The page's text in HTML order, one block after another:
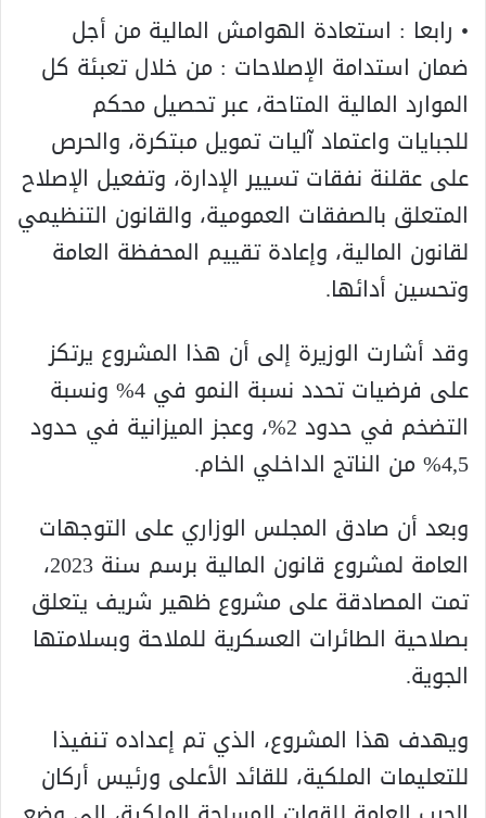
• رابعا : استعادة الهوامش المالية من أجل
ضمان استدامة الإصلاحات : من خلال تعبئة كل
الموارد المالية المتاحة، عبر تحصيل محكم
للجبايات واعتماد آليات تمويل مبتكرة، والحرص
على عقلنة نفقات تسيير الإدارة، وتفعيل الإصلاح
المتعلق بالصفقات العمومية، والقانون التنظيمي
لقانون المالية، وإعادة تقييم المحفظة العامة
وتحسين أدائها.
وقد أشارت الوزيرة إلى أن هذا المشروع يرتكز
على فرضيات تحدد نسبة النمو في 4% ونسبة
التضخم في حدود 2%، وعجز الميزانية في حدود
4,5% من الناتج الداخلي الخام.
وبعد أن صادق المجلس الوزاري على التوجهات
العامة لمشروع قانون المالية برسم سنة 2023،
تمت المصادقة على مشروع ظهير شريف يتعلق
بصلاحية الطائرات العسكرية للملاحة وبسلامتها
الجوية.
ويهدف هذا المشروع، الذي تم إعداده تنفيذا
للتعليمات الملكية، للقائد الأعلى ورئيس أركان